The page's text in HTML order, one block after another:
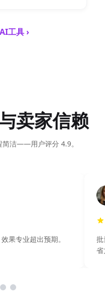
工具 ›
卖家信赖
简洁——用户评分 4.9。
果专业超出预期。
省